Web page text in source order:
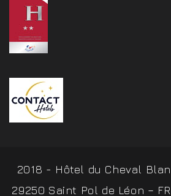
2018 - Hôtel du Cheval
29250 Saint Pol de Léon –